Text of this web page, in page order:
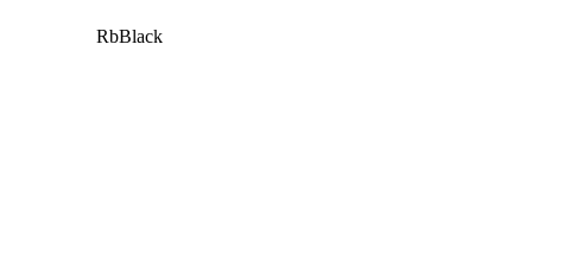
RbBlack